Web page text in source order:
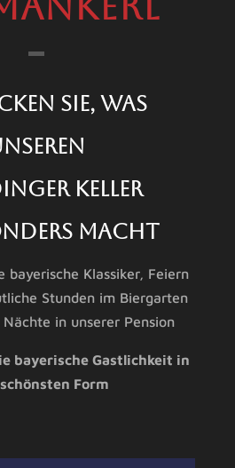
Sie, was
Keller
macht
bayerische Klassiker, Feiern
Stunden im Biergarten
in unserer Pension
bayerische Gastlichkeit in
Form